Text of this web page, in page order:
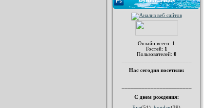
Онлайн всего: 1
Гостей: 1
Пользователей: 0
Нас сегодня посетили:
С днем рождения: